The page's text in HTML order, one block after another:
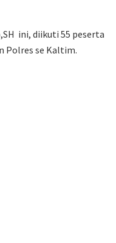
ini, diikuti 55 peserta
Polres se Kaltim.